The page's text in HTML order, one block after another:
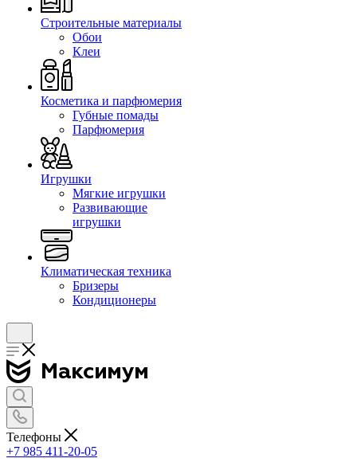
Строительные материалы
Обои
Клеи
Косметика и парфюмерия
Губные помады
Парфюмерия
Игрушки
Мягкие игрушки
Развивающие
игрушки
Климатическая техника
Бризеры
Кондиционеры
Телефоны
+7 985 411-20-05